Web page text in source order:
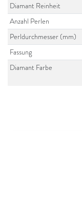
Diamant Reinheit
Anzahl Perlen
Perldurchmesser (mm)
Fassung
Diamant Farbe